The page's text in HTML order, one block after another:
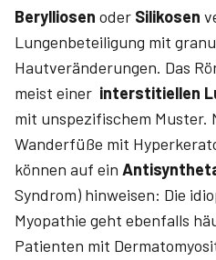
Berylliosen oder Silikosen
Lungenbeteiligung mit
Hautveränderungen. Das
meist einer interstitiellen
mit unspezifischem Muster.
Wanderfüße mit
können auf ein
Syndrom) hinweisen: Die
Myopathie geht ebenfalls
Patienten mit